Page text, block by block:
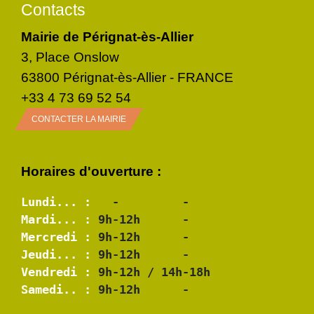
Contacts
Mairie de Pérignat-ès-Allier
3, Place Onslow
63800 Pérignat-ès-Allier - FRANCE
+33 4 73 69 52 54
CONTACTER LA MAIRIE
Horaires d'ouverture :
Lundi... :
Mardi... :
Mercredi :
Jeudi... :
Vendredi :
Samedi.. :
9h-12h      -